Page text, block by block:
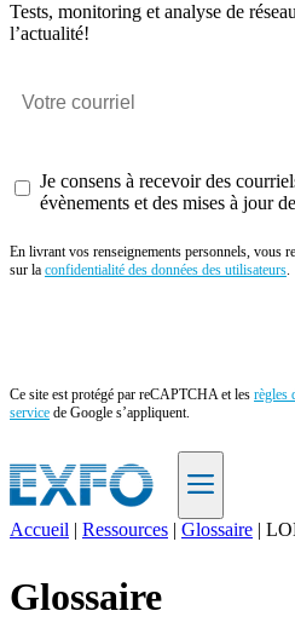
Tests, monitoring et analyse de
l’actualité!
Je consens à recevoir des
évènements et des mises à jour
En livrant vos renseignements personnels, vous
sur la confidentialité des données des utilisateurs.
Ce site est protégé par reCAPTCHA et les règles
service de Google s’appliquent.
Produits
Accueil | Ressources | Glossaire |
Glossaire